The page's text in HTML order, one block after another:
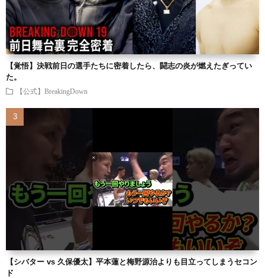
【覚悟】決戦前日の選手たちに密着したら、闘志の炎が燃えたぎってい
た。
【公式】BreakingDown
【シバター vs 久保優太】平本蓮と梅野源治よりも目立ってしまうセコン
ド